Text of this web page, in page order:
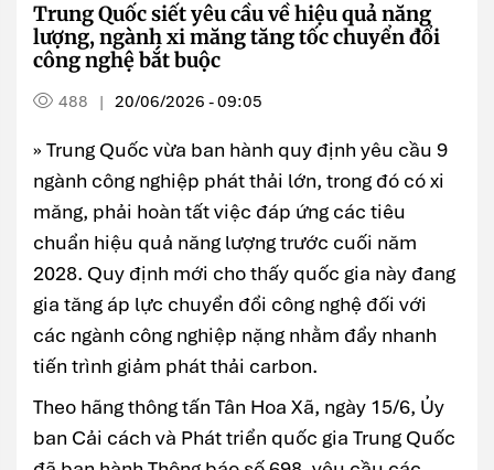
Trung Quốc siết yêu cầu về hiệu quả năng
lượng, ngành xi măng tăng tốc chuyển đổi
công nghệ bắt buộc
488 | 20/06/2026 - 09:05
» Trung Quốc vừa ban hành quy định yêu cầu 9
ngành công nghiệp phát thải lớn, trong đó có xi
măng, phải hoàn tất việc đáp ứng các tiêu
chuẩn hiệu quả năng lượng trước cuối năm
2028. Quy định mới cho thấy quốc gia này đang
gia tăng áp lực chuyển đổi công nghệ đối với
các ngành công nghiệp nặng nhằm đẩy nhanh
tiến trình giảm phát thải carbon.
Theo hãng thông tấn Tân Hoa Xã, ngày 15/6, Ủy
ban Cải cách và Phát triển quốc gia Trung Quốc